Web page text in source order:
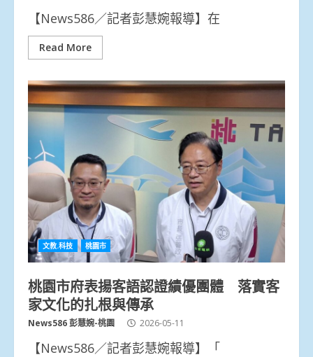
【News586／記者彭慧婉報導】在
Read More
文教.科技 桃園市
桃園市府表揚客語認證績優團體 落實客
家文化的扎根與傳承
News586 彭慧婉-桃園 2026-05-11
【News586／記者彭慧婉報導】「